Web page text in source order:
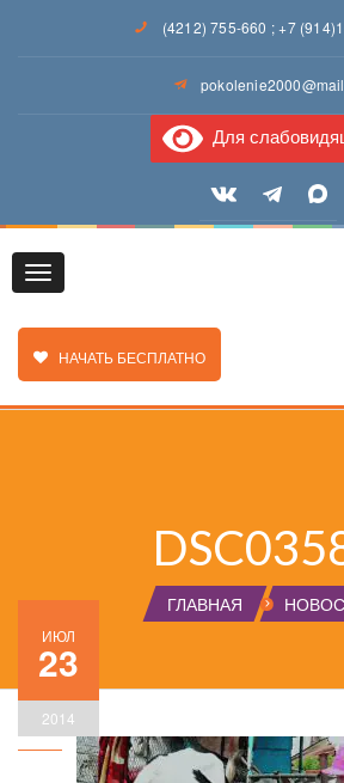
(4212) 755-660 ;+7
Для
Toggle
ЗАКАЗАТЬ ЗВОНОК
НАЧАТЬ БЕСПЛАТНО
ГЛАВНАЯ
ИЮЛ
23
2014